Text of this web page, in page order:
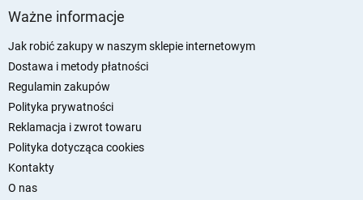
Ważne informacje
Jak robić zakupy w naszym sklepie internetowym
Dostawa i metody płatności
Regulamin zakupów
Polityka prywatności
Reklamacja i zwrot towaru
Polityka dotycząca cookies
Kontakty
O nas